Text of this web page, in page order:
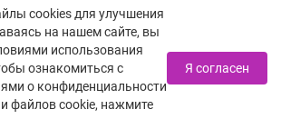
и политика
cookies для улучшения
на нашем сайте, вы
использования
ознакомиться с
о конфиденциальности
файлов cookie, нажмите
Я согласен